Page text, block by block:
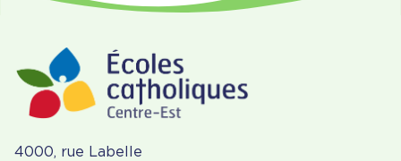
4000, rue Labelle